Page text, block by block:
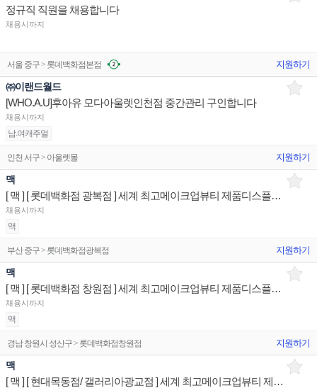
정규직 직원을 채용합니다
채용시까지
서울 중구 > 롯데백화점본점 지원하기
㈜이랜드월드
[WHO.A.U]후아유 모다아울렛인천점 중간관리 구인합니다
채용시까지
남.여캐주얼
인천 서구 > 아울렛몰 지원하기
맥
[ 맥 ] [ 롯데백화점 광복점 ] 세계 최고메이크업뷰티 제품디스플레이 판매전문직원
채용시까지
맥
부산 중구 > 롯데백화점광복점 지원하기
맥
[ 맥 ] [ 롯데백화점 창원점 ] 세계 최고메이크업뷰티 제품디스플레이 판매전문직원
채용시까지
맥
경남 창원시 성산구 > 롯데백화점창원점 지원하기
맥
[ 맥 ] [ 현대목동점/ 갤러리아광교점 ] 세계 최고메이크업뷰티 제품디스플레이 판매전문직원